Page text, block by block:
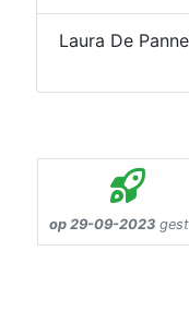
Laura De
op 29-09-2023